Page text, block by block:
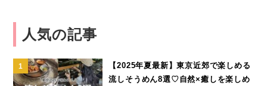
人気の記事
【2025年夏最新】東京近郊で楽しめる
流しそうめん8選♡自然×癒しを楽しめ